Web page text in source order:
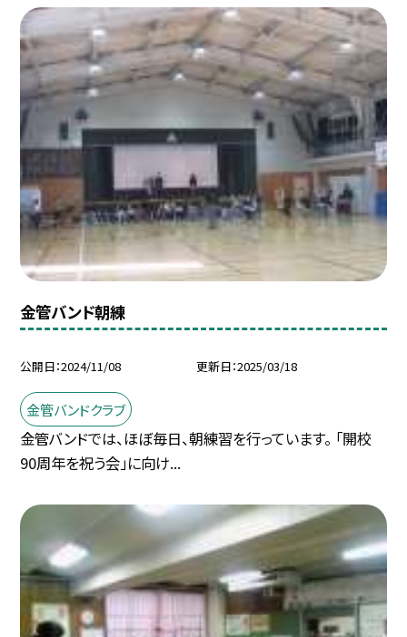
金管バンド朝練
公開日 2024/11/08 更新日 2025/03/18
金管バンドクラブ
金管バンドでは、ほぼ毎日、朝練習を行っています。 「開校
90周年を祝う会」に向け...